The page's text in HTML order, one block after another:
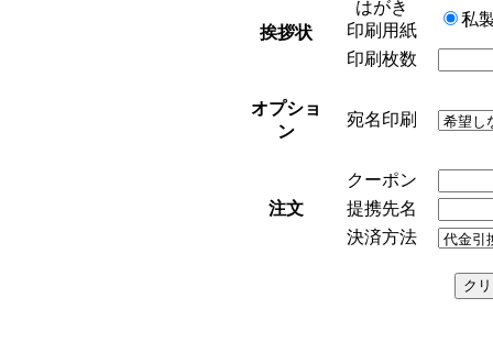
挨拶状
はがき
印刷用紙
私
印刷枚数
オプショ
ン
宛名印刷
注文
クーポン
提携先名
決済方法